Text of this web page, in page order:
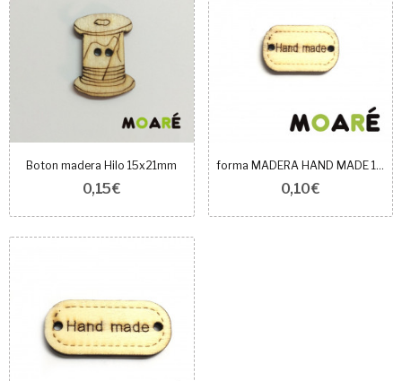
Boton madera Hilo 15x21mm
0,15 €
forma MADERA HAND MADE 15x10 mm
0,10 €